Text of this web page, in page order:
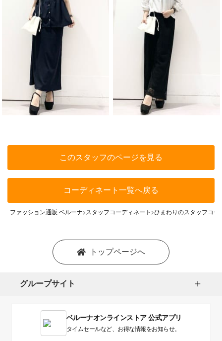
このスタッフのページを見る
コーディネート一覧へ戻る
ファッション通販 ベルーナ スタッフコーディネート ひまわりのスタッフコー
トップページへ
グループサイト
ベルーナオンラインストア 公式アプリ
タイムセールなど、お得な情報をお知らせ。